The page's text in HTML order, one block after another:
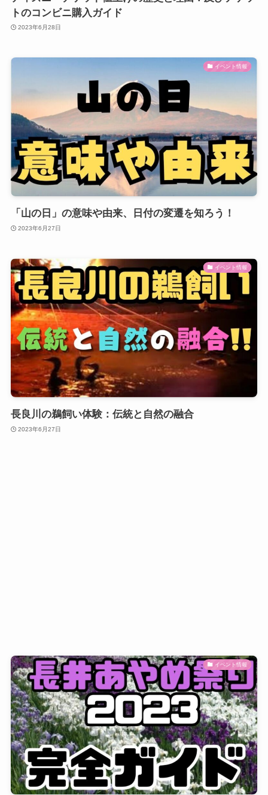
トのコンビニ購入ガイド
2023年6月28日
イベント情報
「山の日」の意味や由来、日付の変遷を知ろう！
2023年6月27日
イベント情報
長良川の鵜飼い体験：伝統と自然の融合
2023年6月27日
イベント情報